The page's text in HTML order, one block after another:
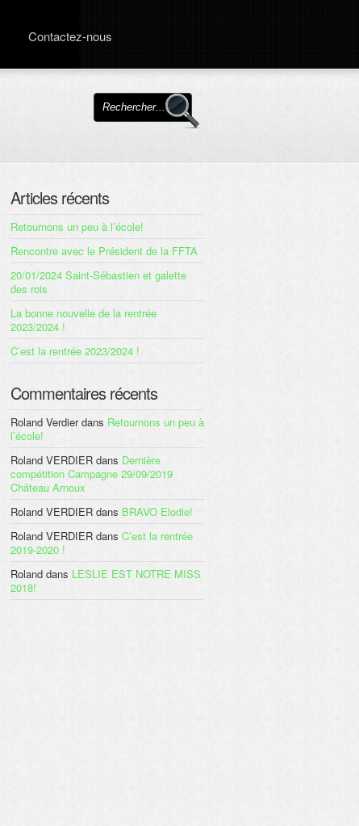
Contactez-nous
Articles récents
Retournons un peu à l’école!
Rencontre avec le Président de la FFTA
20/01/2024 Saint-Sébastien et galette
des rois
La bonne nouvelle de la rentrée
2023/2024 !
C’est la rentrée 2023/2024 !
Commentaires récents
Roland Verdierdans Retournons un peu à
l’école!
Roland VERDIER dans Dernière
compétition Campagne 29/09/2019
Château Arnoux
Roland VERDIER dans BRAVO Elodie!
Roland VERDIER dans C’est la rentrée
2019-2020 !
Roland dans LESLIE EST NOTRE MISS
2018!